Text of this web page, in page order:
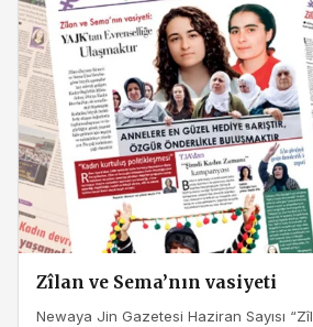
Zîlan ve Sema’nın vasiyeti
Newaya Jin Gazetesi Haziran Sayısı